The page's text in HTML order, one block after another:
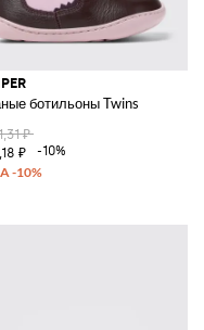
ботильоны Twins
₽
₽
-10%